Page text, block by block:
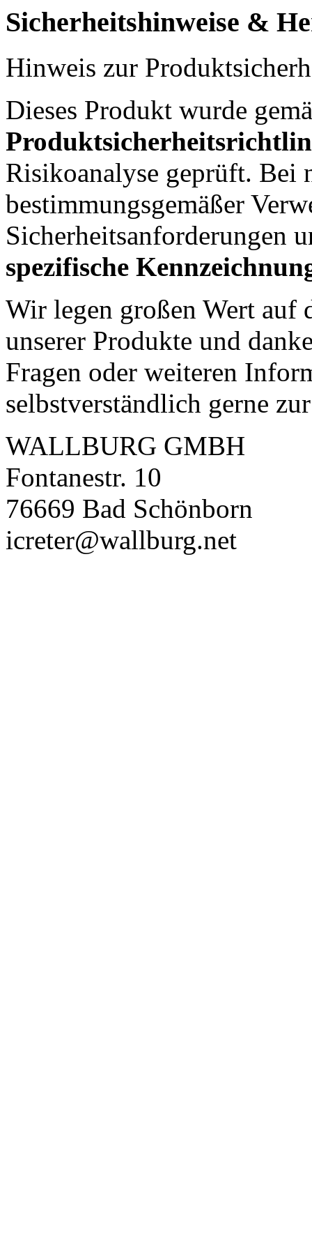
Sicherheitshinweise &
Hinweis zur
Dieses Produkt wurde
Risikoanalyse geprüft. Bei
bestimmungsgemäßer
Sicherheitsanforderungen
spezifische
Wir legen großen Wert auf
unserer Produkte und
Fragen oder weiteren
selbstverständlich gerne
WALLBURG GMBH
Fontanestr. 10
76669 Bad Schönborn
icreter@wallburg.net